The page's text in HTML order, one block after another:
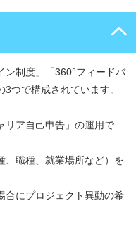
ン制度」「360°フィードバ
つで構成されています。
リア自己申告」の運用で
、職種、就業場所など）を
合にプロジェクト異動の希